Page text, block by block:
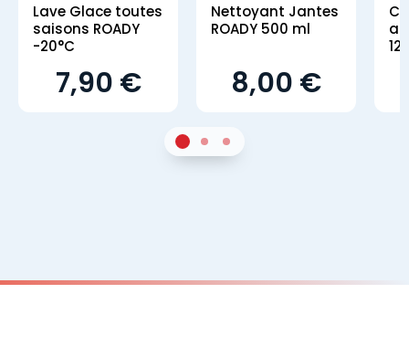
Lave Glace toutes
saisons ROADY
-20°C
7,90 €
Nettoyant Jantes
ROADY 500 ml
8,00 €
Sur 22Sur 23Sur 2